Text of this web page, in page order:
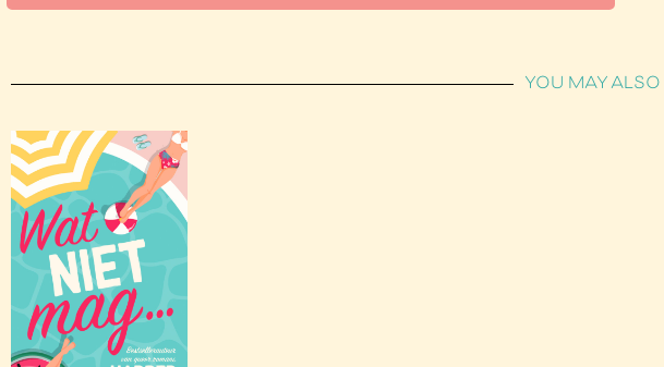
YOU MAY ALSO